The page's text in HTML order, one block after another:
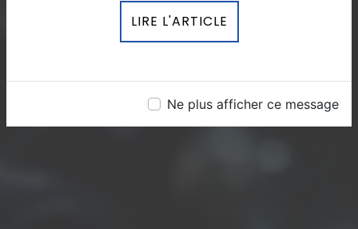
LIRE L'ARTICLE
Ne plus afficher ce message